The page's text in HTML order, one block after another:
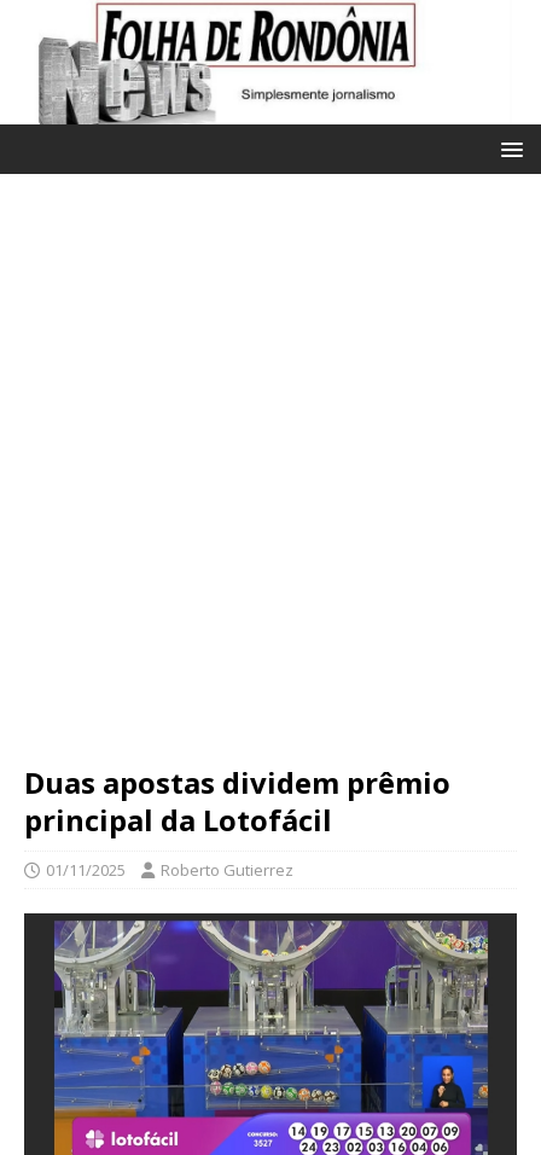
Duas apostas dividem prêmio
principal da Lotofácil
01/11/2025 Roberto Gutierrez